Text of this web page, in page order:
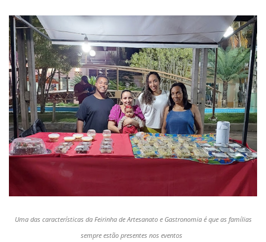
Uma das características da Feirinha de Artesanato e Gastronomia é que as famílias
sempre estão presentes nos eventos